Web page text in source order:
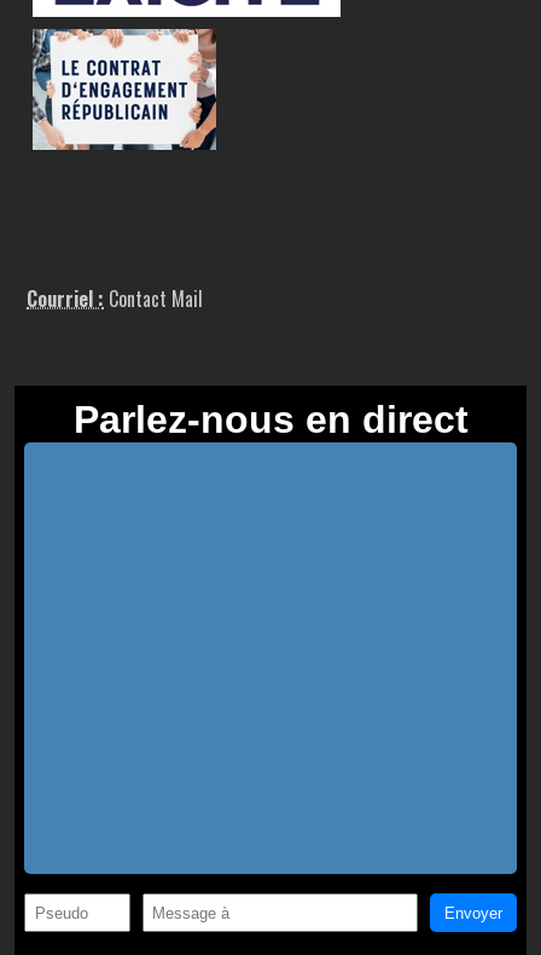
Courriel : Contact Mail